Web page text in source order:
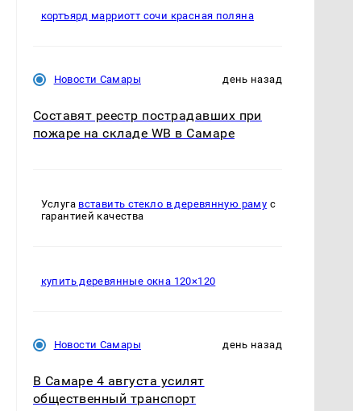
кортъярд марриотт сочи красная поляна
Новости Самары день назад
Составят реестр пострадавших при
пожаре на складе WB в Самаре
Услуга вставить стекло в деревянную раму с
гарантией качества
купить деревянные окна 120×120
Новости Самары день назад
В Самаре 4 августа усилят
общественный транспорт